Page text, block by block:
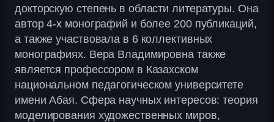
докторскую степень в области литературы. Она
автор 4-х монографий и более 200 публикаций,
а также участвовала в 6 коллективных
монографиях. Вера Владимировна также
является профессором в Казахском
национальном педагогическом университете
имени Абая. Сфера научных интересов: теория
моделирования художественных миров,